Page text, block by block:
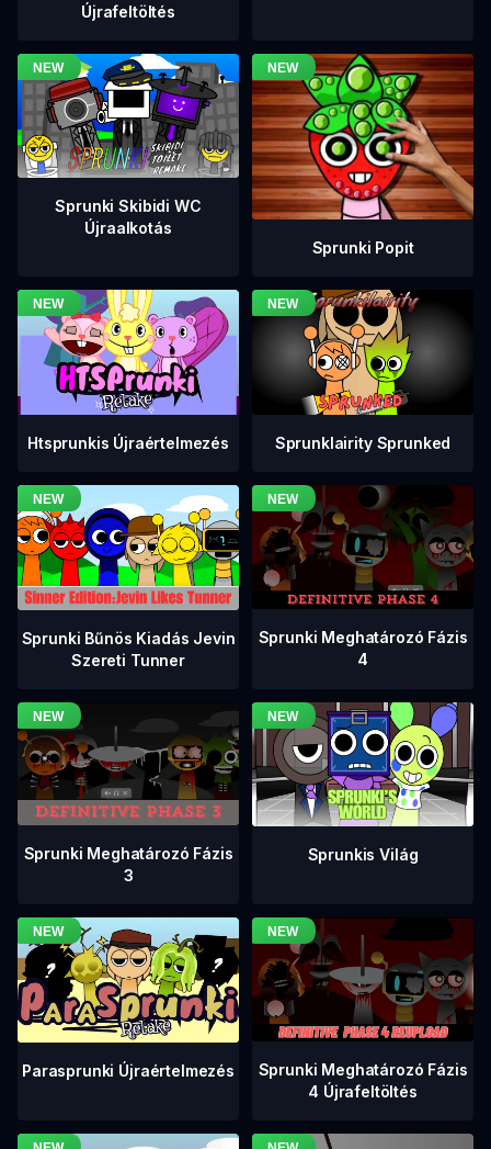
Újrafeltöltés
Sprunki Skibidi WC
Újraalkotás
Sprunki Popit
Htsprunkis Újraértelmezés Sprunklairity Sprunked
Sprunki Bűnös Kiadás Jevin
Szereti Tunner
Sprunki Meghatározó Fázis
4
Sprunki Meghatározó Fázis
3
Sprunkis Világ
Parasprunki Újraértelmezés
Sprunki Meghatározó Fázis
4 Újrafeltöltés